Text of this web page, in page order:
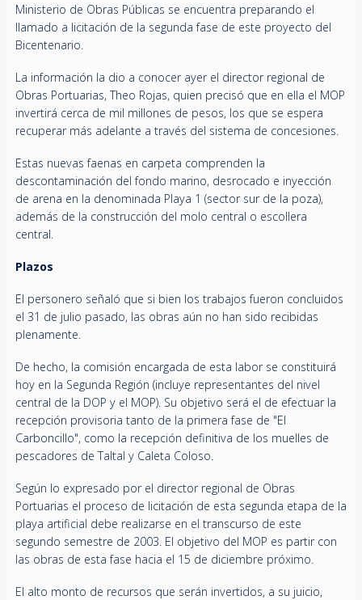
Ministerio de Obras Públicas se encuentra preparando el
llamado a licitación de la segunda fase de este proyecto del
Bicentenario.
La información la dio a conocer ayer el director regional de
Obras Portuarias, Theo Rojas, quien precisó que en ella el MOP
invertirá cerca de mil millones de pesos, los que se espera
recuperar más adelante a través del sistema de concesiones.
Estas nuevas faenas en carpeta comprenden la
descontaminación del fondo marino, desrocado e inyección
de arena en la denominada Playa 1 (sector sur de la poza),
además de la construcción del molo central o escollera
central.
Plazos
El personero señaló que si bien los trabajos fueron concluidos
el 31 de julio pasado, las obras aún no han sido recibidas
plenamente.
De hecho, la comisión encargada de esta labor se constituirá
hoy en la Segunda Región (incluye representantes del nivel
central de la DOP y el MOP). Su objetivo será el de efectuar la
recepción provisoria tanto de la primera fase de "El
Carboncillo", como la recepción definitiva de los muelles de
pescadores de Taltal y Caleta Coloso.
Según lo expresado por el director regional de Obras
Portuarias el proceso de licitación de esta segunda etapa de la
playa artificial debe realizarse en el transcurso de este
segundo semestre de 2003. El objetivo del MOP es partir con
las obras de esta fase hacia el 15 de diciembre próximo.
El alto monto de recursos que serán invertidos, a su juicio,